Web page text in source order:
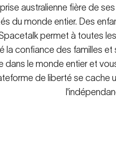
australienne fière de
du monde entier. Des
permet à toutes
la confiance des familles
dans le monde entier et
de liberté se cache